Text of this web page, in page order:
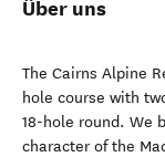
Über uns
The Cairns Alpine
hole course with
18-hole round. We
character of the